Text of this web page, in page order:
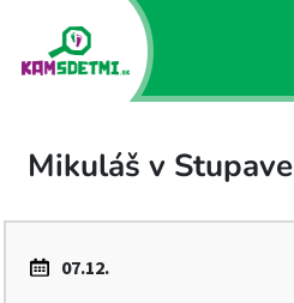
Mikuláš v Stupave
07.12.